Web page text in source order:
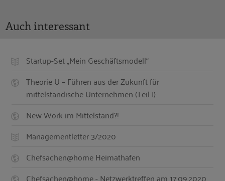
Auch interessant
Startup-Set „Mein Geschäftsmodell“
Theorie U – Führen aus der Zukunft für
mittelständische Unternehmen (Teil I)
New Work im Mittelstand?!
Managementletter 3/2020
Chefsachen@home Heimathafen